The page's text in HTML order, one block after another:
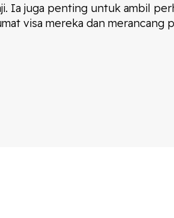
Ia juga penting untuk ambil
visa mereka dan merancang